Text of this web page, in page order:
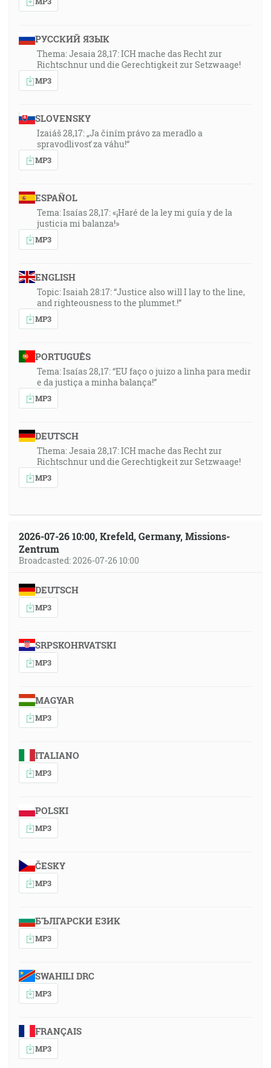
РУССКИЙ ЯЗЫК
Thema: Jesaia 28,17: ICH mache das Recht zur
Richtschnur und die Gerechtigkeit zur Setzwaage!
MP3
SLOVENSKY
Izaiáš 28,17: „Ja činím právo za meradlo a
spravodlivosť za váhu!“
MP3
ESPAÑOL
Tema: Isaías 28,17: «¡Haré de la ley mi guía y de la
justicia mi balanza!»
MP3
ENGLISH
Topic: Isaiah 28:17: “Justice also will I lay to the line,
and righteousness to the plummet.!”
MP3
PORTUGUÊS
Tema: Isaías 28,17: “EU faço o juizo a linha para medir
e da justiça a minha balança!”
MP3
DEUTSCH
Thema: Jesaia 28,17: ICH mache das Recht zur
Richtschnur und die Gerechtigkeit zur Setzwaage!
MP3
2026-07-26 10:00, Krefeld, Germany, Missions-
Zentrum
Broadcasted: 2026-07-26 10:00
DEUTSCH
MP3
SRPSKOHRVATSKI
MP3
MAGYAR
MP3
ITALIANO
MP3
POLSKI
MP3
ČESKY
MP3
БЪЛГАРСКИ ЕЗИК
MP3
SWAHILI DRC
MP3
FRANÇAIS
MP3